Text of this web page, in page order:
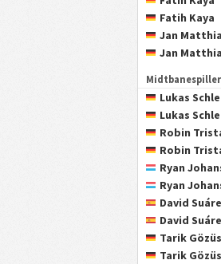
Fatih Kaya
Jan
Jan
Lukas
Lukas
Robin
Robin
Ryan
Ryan
David Suárez
David Suárez
Tarik
Tarik